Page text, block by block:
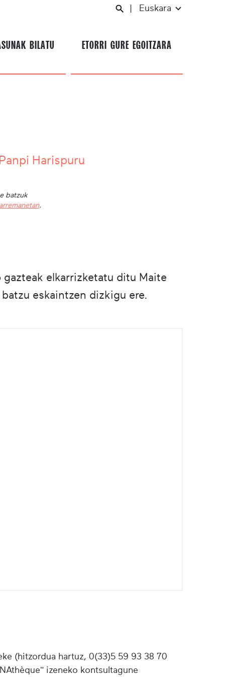
Euskara
BILATU ETORRI GURE EGOITZARA
Panpi Harispuru
batzuk
.
elkarrizketatu ditu Maite
eskaintzen dizkigu ere.
(hitzordua hartuz, 0(33)5 59 93 38 70
izeneko kontsultagune